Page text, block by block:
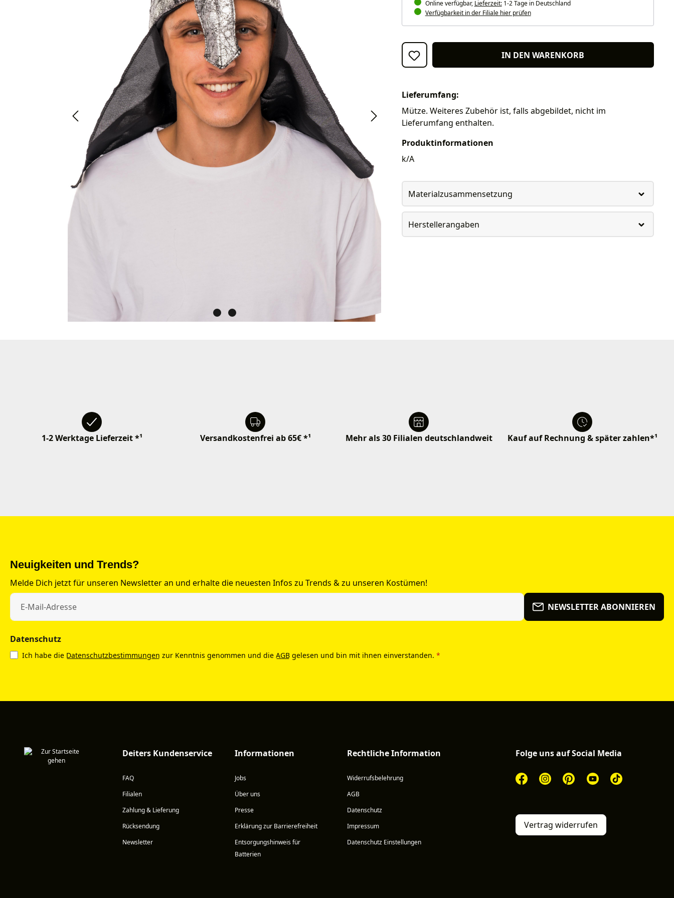
Online verfügbar, Lieferzeit:1-2 Tage in Deutschland
Verfügbarkeit in der Filiale hier prüfen
IN DEN WARENKORB
Lieferumfang:
Mütze. Weiteres Zubehör ist, falls abgebildet, nicht im
Lieferumfang enthalten.
Produktinformationen
k/A
Materialzusammensetzung
Herstellerangaben
1-2 Werktage Lieferzeit *¹ Versandkostenfrei ab 65€ *¹ Mehr als 30 Filialen deutschlandweit Kauf auf Rechnung & später zahlen*¹
Neuigkeiten und Trends?
Melde Dich jetzt für unseren Newsletter an und erhalte die neuesten Infos zu Trends & zu unseren Kostümen!
NEWSLETTER ABONNIEREN
Datenschutz
Ich habe die Datenschutzbestimmungen zur Kenntnis genommen und die AGB gelesen und bin mit ihnen einverstanden. *
Deiters Kundenservice
FAQ
Filialen
Zahlung & Lieferung
Rücksendung
Newsletter
Informationen
Jobs
Über uns
Presse
Erklärung zur Barrierefreiheit
Entsorgungshinweis für
Batterien
Rechtliche Information
Widerrufsbelehrung
AGB
Datenschutz
Impressum
Datenschutz Einstellungen
Folge uns auf Social Media
Vertrag widerrufen